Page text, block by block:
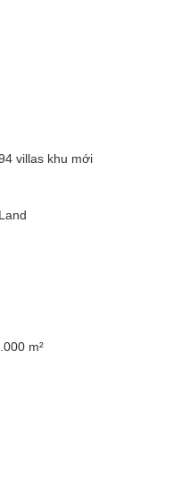
villas khu mới
m²